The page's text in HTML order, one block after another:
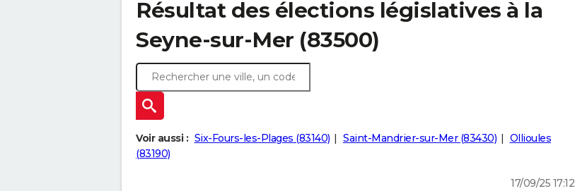
Résultat des élections législatives à la
Seyne-sur-Mer (83500)
Voir aussi : Six-Fours-les-Plages (83140) Saint-Mandrier-sur-Mer (83430)
Ollioules
(83190)
17/09/25 17:12